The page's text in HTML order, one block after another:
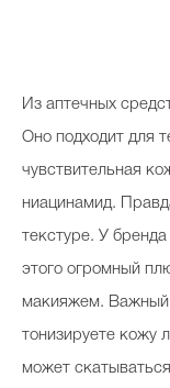
Из аптечных
Оно подходит для
чувствительная
ниацинамид.
текстуре. У
этого огромный
макияжем. Важный
тонизируете кожу
может